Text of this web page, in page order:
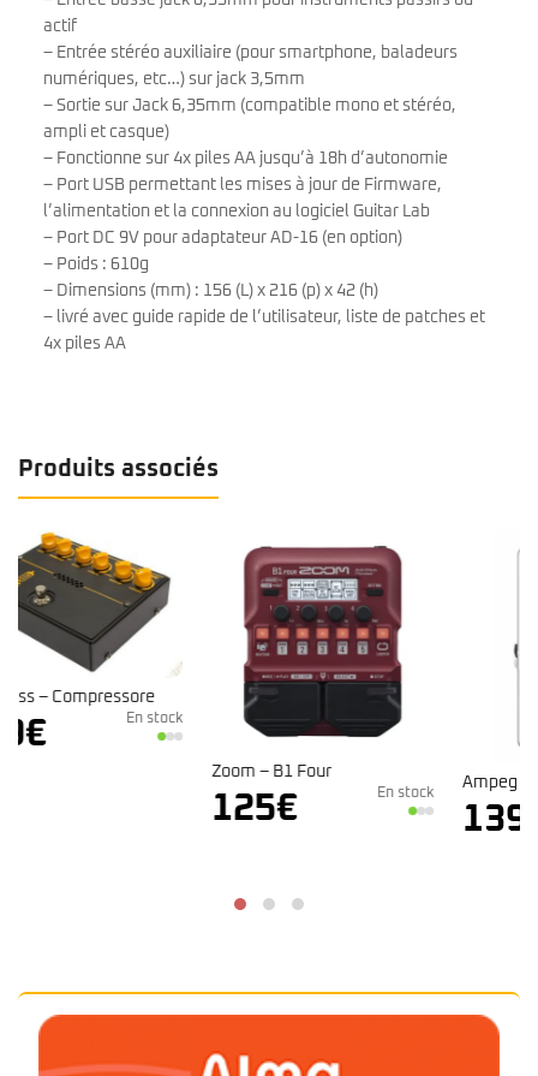
actif
– Entrée stéréo auxiliaire (pour smartphone, baladeurs
numériques, etc…) sur jack 3,5mm
– Sortie sur Jack 6,35mm (compatible mono et stéréo,
ampli et casque)
– Fonctionne sur 4x piles AA jusqu’à 18h d’autonomie
– Port USB permettant les mises à jour de Firmware,
l’alimentation et la connexion au logiciel Guitar Lab
– Port DC 9V pour adaptateur AD-16 (en option)
– Poids : 610g
– Dimensions (mm) : 156 (L) x 216 (p) x 42 (h)
– livré avec guide rapide de l’utilisateur, liste de patches et
4x piles AA
Produits associés
En stock
Ampeg – Opto Comp
139 En stock